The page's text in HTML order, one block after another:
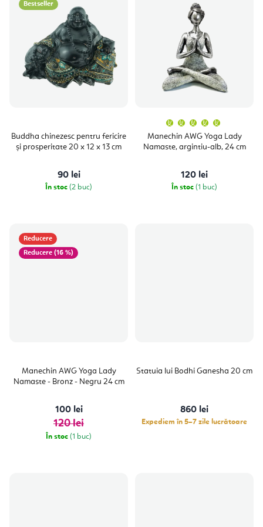
Bestseller
Buddha chinezesc pentru fericire
și prosperitate 20 x 12 x 13 cm
90 lei
În stoc (2 buc)
Manechin AWG Yoga Lady
Namaste, argintiu-alb, 24 cm
a
este
120 lei
În stoc (1 buc)
Reducere
(16 %)
Manechin AWG Yoga Lady
Namaste - Bronz - Negru 24 cm
100 lei
120 lei
În stoc (1 buc)
Statuia lui Bodhi Ganesha 20 cm
860 lei
Expediem în 5–7 zile lucrătoare